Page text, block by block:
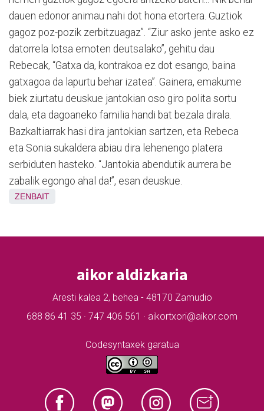
dauen edonor animau nahi dot hona etortera. Guztiok
gagoz poz-pozik zerbitzuagaz”. “Ziur asko jente asko ez
datorrela lotsa emoten deutsalako”, gehitu dau
Rebecak, “Gatxa da, kontrakoa ez dot esango, baina
gatxagoa da lapurtu behar izatea”. Gainera, emakume
biek ziurtatu deuskue jantokian oso giro polita sortu
dala, eta dagoaneko familia handi bat bezala dirala.
Bazkaltiarrak hasi dira jantokian sartzen, eta Rebeca
eta Sonia sukaldera abiau dira lehenengo platera
serbiduten hasteko. “Jantokia abendutik aurrera be
zabalik egongo ahal da!”, esan deuskue.
ZENBAIT
aikor aldizkaria
Aresti kalea 2, behea - 48170 Zamudio
688 86 41 35 · 747 406 561 · aikortxori@aikor.com
Codesyntaxek garatua